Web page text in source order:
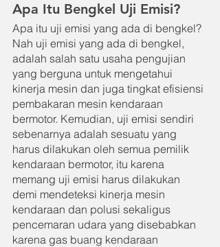
Apa Itu Bengkel Uji Emisi?
Apa itu uji emisi yang ada di bengkel?
Nah uji emisi yang ada di bengkel,
adalah salah satu usaha pengujian
yang berguna untuk mengetahui
kinerja mesin dan juga tingkat efisiensi
pembakaran mesin kendaraan
bermotor. Kemudian, uji emisi sendiri
sebenarnya adalah sesuatu yang
harus dilakukan oleh semua pemilik
kendaraan bermotor, itu karena
memang uji emisi harus dilakukan
demi mendeteksi kinerja mesin
kendaraan dan polusi sekaligus
pencemaran udara yang disebabkan
karena gas buang kendaraan